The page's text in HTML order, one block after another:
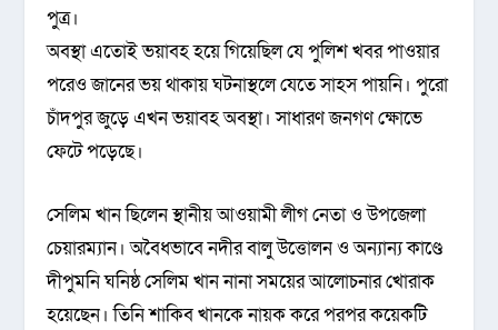
পুত্র।
অবস্থা এতোই ভয়াবহ হয়ে গিয়েছিল যে পুলিশ খবর পাওয়ার
পরেও জানের ভয় থাকায় ঘটনাস্থলে যেতে সাহস পায়নি। পুরো
চাঁদপুর জুড়ে এখন ভয়াবহ অবস্থা। সাধারণ জনগণ ক্ষোভে
ফেটে পড়েছে।
সেলিম খান ছিলেন স্থানীয় আওয়ামী লীগ নেতা ও উপজেলা
চেয়ারম্যান। অবৈধভাবে নদীর বালু উত্তোলন ও অন্যান্য কাণ্ডে
দীপুমনি ঘনিষ্ঠ সেলিম খান নানা সময়ের আলোচনার খোরাক
হয়েছেন। তিনি শাকিব খানকে নায়ক করে পরপর কয়েকটি